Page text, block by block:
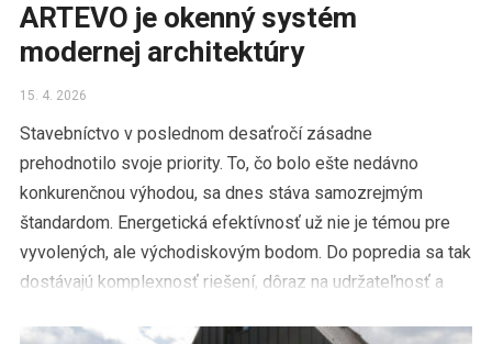
ARTEVO je okenný systém
modernej architektúry
15. 4. 2026
Stavebníctvo v poslednom desaťročí zásadne
prehodnotilo svoje priority. To, čo bolo ešte nedávno
konkurenčnou výhodou, sa dnes stáva samozrejmým
štandardom. Energetická efektívnosť už nie je témou pre
vyvolených, ale východiskovým bodom. Do popredia sa tak
dostávajú komplexnosť riešení, dôraz na udržateľnosť a